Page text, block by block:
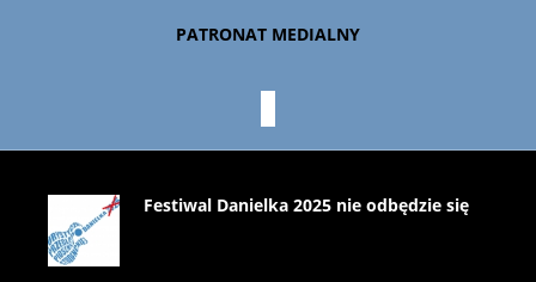
PATRONAT MEDIALNY
Festiwal Danielka 2025 nie odbędzie się